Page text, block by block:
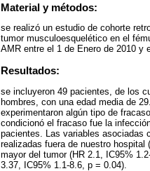
Material y métodos:
se realizó un estudio de cohorte
tumor musculoesquelético en el
AMR entre el 1 de Enero de 2010 y
Resultados:
se incluyeron 49 pacientes, de los
hombres, con una edad media de
experimentaron algún tipo de
condicionó el fracaso fue la
pacientes. Las variables asociadas
realizadas fuera de nuestro
mayor del tumor (HR 2.1, IC95%
3.37, IC95% 1.1-8.6, p = 0.04).